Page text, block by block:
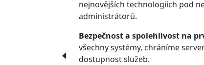
nejnovějších technologiích pod
administrátorů.
Bezpečnost a spolehlivost na
všechny systémy, chráníme
dostupnost služeb.